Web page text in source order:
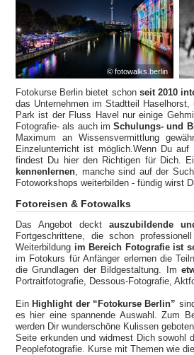
© fotowalks.berlin
Fotokurse Berlin bietet schon seit 2010
das Unternehmen im Stadtteil
Park ist der Fluss Havel nur einige
Fotografie- als auch im Schulungs- und
Maximum an Wissensvermittlung
Einzelunterricht ist möglich.Wenn Du
findest Du hier den Richtigen für Dich.
kennenlernen, manche sind auf der
Fotoworkshops weiterbilden - fündig wirst
Fotoreisen & Fotowalks
Das Angebot deckt auszubildende
Fortgeschrittene, die schon
Weiterbildung im Bereich Fotografie ist
im Fotokurs für Anfänger erlernen die
die Grundlagen der Bildgestaltung. Im
Portraitfotografie, Dessous-Fotografie,
Ein Highlight der “Fotokurse Berlin”
es hier eine spannende Auswahl. Zum
werden Dir wunderschöne Kulissen
Seite erkunden und widmest Dich sowohl
Peoplefotografie. Kurse mit Themen wie